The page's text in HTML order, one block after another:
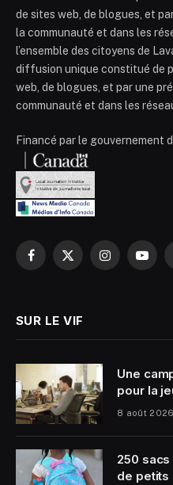
de sites web, de blogues, et
la communauté et dans les
l’ensemble des citoyens de
diffusion unique constitué de
web, de blogues, et par une
communauté et dans les
Financé par le gouvernement
Facebook
X
Instagram
SUR LE VIF
Une
pour la
8 août 2026
250
de petits